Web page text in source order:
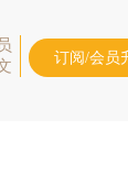
订阅/会员